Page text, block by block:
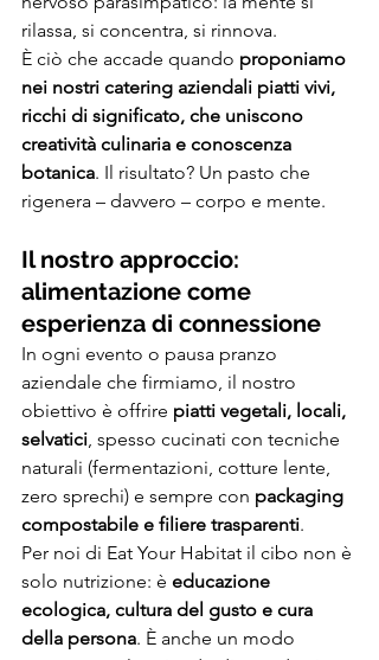
rilassa, si concentra, si rinnova.
È ciò che accade quando proponiamo
nei nostri catering aziendali piatti vivi,
ricchi di significato, che uniscono
creatività culinaria e conoscenza
botanica. Il risultato? Un pasto che
rigenera – davvero – corpo e mente.
Il nostro approccio:
alimentazione come
esperienza di connessione
In ogni evento o pausa pranzo
aziendale che firmiamo, il nostro
obiettivo è offrire piatti vegetali, locali,
selvatici, spesso cucinati con tecniche
naturali (fermentazioni, cotture lente,
zero sprechi) e sempre con packaging
compostabile e filiere trasparenti.
Per noi di Eat Your Habitat il cibo non è
solo nutrizione: è educazione
ecologica, cultura del gusto e cura
della persona. È anche un modo